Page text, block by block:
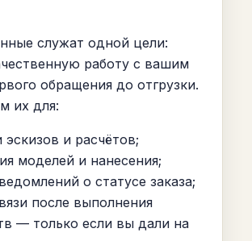
служат одной цели:
работу с вашим
обращения до отгрузки.
их для:
эскизов и расчётов;
моделей и нанесения;
о статусе заказа;
после выполнения
— только если вы дали на